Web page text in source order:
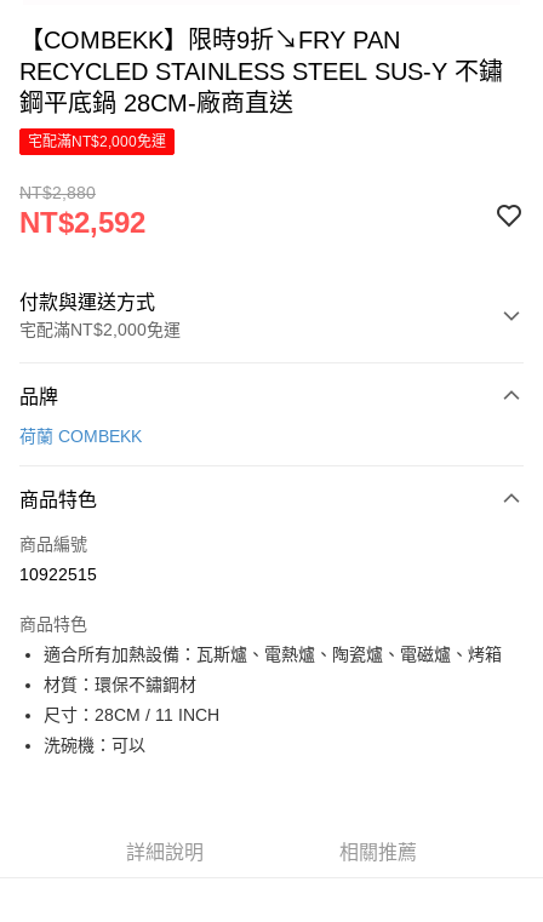
【COMBEKK】限時9折↘FRY PAN
RECYCLED STAINLESS STEEL SUS-Y 不鏽
鋼平底鍋 28CM-廠商直送
宅配滿NT$2,000免運
NT$2,880
NT$2,592
付款與運送方式
宅配滿NT$2,000免運
信用卡一次付款
6 期 0 利率 每期
合作金庫商業銀行
上海商業儲蓄銀行
臺灣中小企業銀行
匯豐（台灣）商業銀行
華泰商業銀行
聯邦商業銀行
元大商業銀行
玉山商業銀行
LINE Pay
Apple Pay
街口支付
悠遊付
Google Pay
【大哥付你分期使用說明】
品牌
荷蘭 COMBEKK
商品特色
商品編號
10922515
商品特色
適合所有加熱設備：瓦斯爐、電熱爐、陶瓷爐、電磁爐、烤箱
材質：環保不鏽鋼材
尺寸：28CM / 11 INCH
洗碗機：可以
詳細說明 相關推薦